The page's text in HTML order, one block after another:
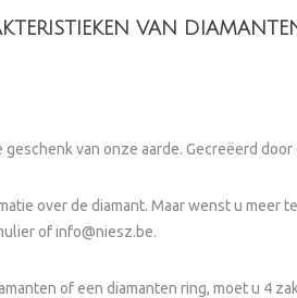
VAN
geschenk van onze aarde. Gecreëerd
over de diamant. Maar wenst u meer
ofinfo@niesz.be.
of een diamanten ring, moet u 4